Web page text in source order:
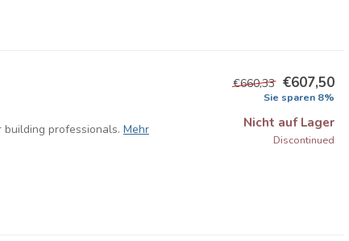
professionals. Mehr
€660,33 €607,50
Sie sparen 8%
Nicht auf Lager
Discontinued